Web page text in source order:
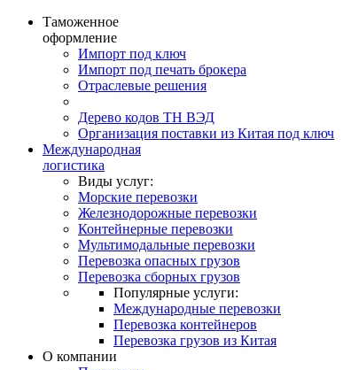
Таможенное
оформление
Импорт под ключ
Импорт под печать брокера
Отраслевые решения
Дерево кодов ТН ВЭД
Организация поставки из Китая под ключ
Международная
логистика
Виды услуг:
Морские перевозки
Железнодорожные перевозки
Контейнерные перевозки
Мультимодальные перевозки
Перевозка опасных грузов
Перевозка сборных грузов
Популярные услуги:
Международные перевозки
Перевозка контейнеров
Перевозка грузов из Китая
О компании